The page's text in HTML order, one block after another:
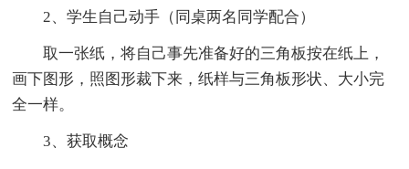
2、学生自己动手（同桌两名同学配合）
取一张纸，将自己事先准备好的三角板按在纸上，
画下图形，照图形裁下来，纸样与三角板形状、大小完
全一样。
3、获取概念